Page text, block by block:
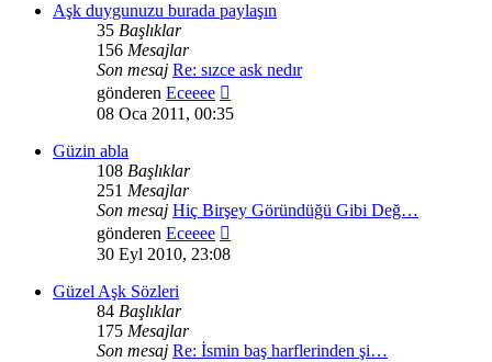
Aşk duygunuzu burada paylaşın
35 Başlıklar
156 Mesajlar
Son mesaj Re: sızce ask nedır
gönderen Eceeee
mesajı
08 Oca 2011, 00:35
Güzin abla
108 Başlıklar
251 Mesajlar
Son mesaj Hiç Birşey Göründüğü Gibi Değ…
gönderen Eceeee
30 Eyl 2010, 23:08
Güzel Aşk Sözleri
84 Başlıklar
175 Mesajlar
Son mesaj Re: İsmin baş harflerinden şi…